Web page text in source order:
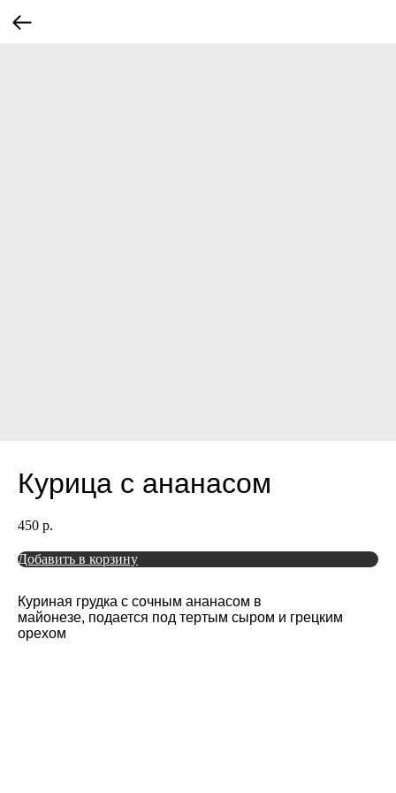
Курица с ананасом
450 р.
Добавить в корзину
Куриная грудка с сочным ананасом в
майонезе, подается под тертым сыром и грецким
орехом